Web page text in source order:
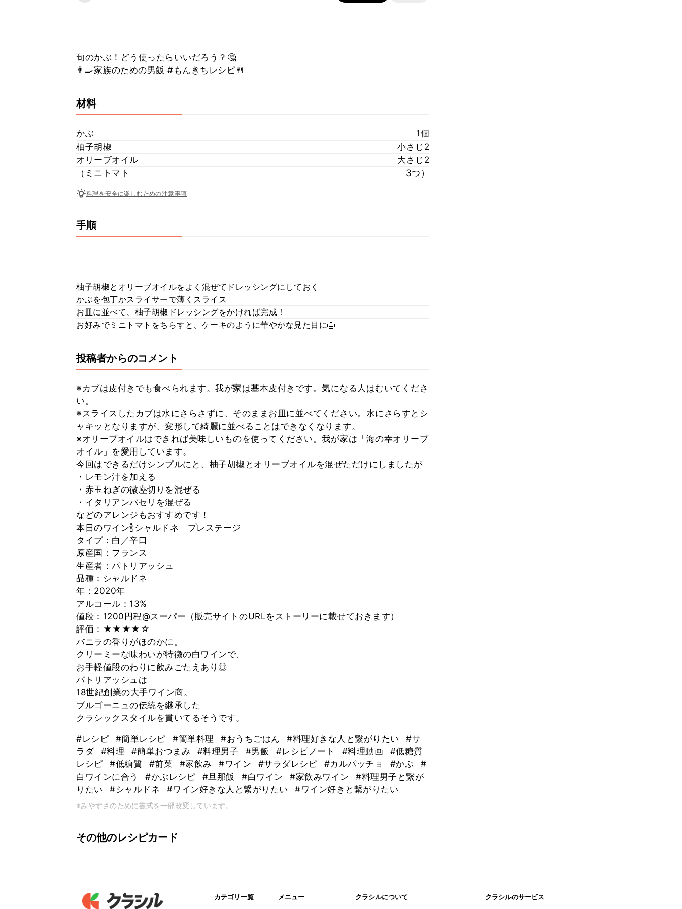
旬のかぶ！どう使ったらいいだろう？🤔
👨‍🍳家族のための男飯 #もんきちレシピ🍴
材料
かぶ
1個
柚子胡椒
小さじ2
オリーブオイル
大さじ2
（ミニトマト
3つ）
料理を安全に楽しむための注意事項
手順
柚子胡椒とオリーブオイルをよく混ぜてドレッシングにしておく
かぶを包丁かスライサーで薄くスライス
お皿に並べて、柚子胡椒ドレッシングをかければ完成！
お好みでミニトマトをちらすと、ケーキのように華やかな見た目に🎂
投稿者からのコメント
※カブは皮付きでも食べられます。我が家は基本皮付きです。気になる人はむいてくださ
い。
※スライスしたカブは水にさらさずに、そのままお皿に並べてください。水にさらすとシ
ャキッとなりますが、変形して綺麗に並べることはできなくなります。
※オリーブオイルはできれば美味しいものを使ってください。我が家は「海の幸オリーブ
オイル」を愛用しています。
今回はできるだけシンプルにと、柚子胡椒とオリーブオイルを混ぜただけにしましたが
・レモン汁を加える
・赤玉ねぎの微塵切りを混ぜる
・イタリアンパセリを混ぜる
などのアレンジもおすすめです！
本日のワイン🍾シャルドネ プレステージ
タイプ：白／辛口
原産国：フランス
生産者：パトリアッシュ
品種：シャルドネ
年：2020年
アルコール：13%
値段：1200円程@スーパー（販売サイトのURLをストーリーに載せておきます）
評価：★★★★☆
バニラの香りがほのかに。
クリーミーな味わいが特徴の白ワインで、
お手軽値段のわりに飲みごたえあり◎
パトリアッシュは
18世紀創業の大手ワイン商。
ブルゴーニュの伝統を継承した
クラシックスタイルを貫いてるそうです。
#レシピ #簡単レシピ #簡単料理 #おうちごはん #料理好きな人と繋がりたい
#サ
ラダ
#料理 #簡単おつまみ #料理男子 #男飯 #レシピノート #料理動画
#低糖質
レシピ
#低糖質 #前菜 #家飲み #ワイン #サラダレシピ #カルパッチョ #かぶ
#
白ワインに合う
#かぶレシピ #旦那飯 #白ワイン #家飲みワイン
#料理男子と繋が
りたい
#シャルドネ #ワイン好きな人と繋がりたい #ワイン好きと繋がりたい
※みやすさのために書式を一部改変しています。
その他のレシピカード
カテゴリ一覧 メニュー クラシルについて クラシルのサービス